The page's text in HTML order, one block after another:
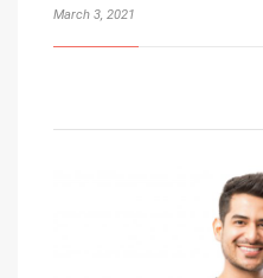
March 3, 2021